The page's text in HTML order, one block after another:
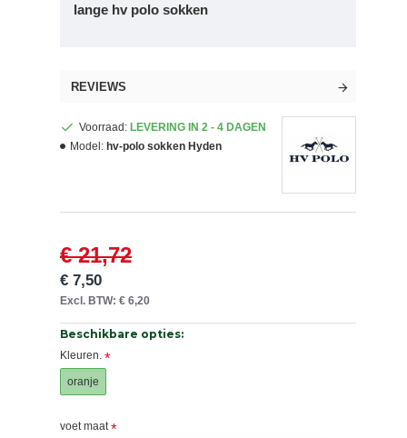
lange hv polo sokken
REVIEWS
Voorraad: LEVERING IN 2 - 4 DAGEN
Model: hv-polo sokken Hyden
€ 7,50
€ 21,72
Excl. BTW: € 6,20
Beschikbare opties:
Kleuren.
oranje
voet maat